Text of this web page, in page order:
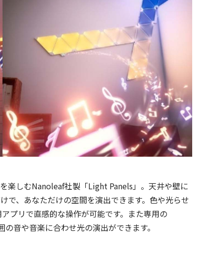
楽しむNanoleaf社製「Light Panels」。天井や壁に
で、あなただけの空間を演出できます。色や光らせ
プリで直感的な操作が可能です。また専用の
音や音楽に合わせ光の演出ができます。